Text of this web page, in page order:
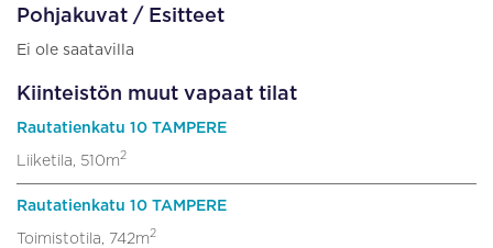
Pohjakuvat / Esitteet
Ei ole saatavilla
Kiinteistön muut vapaat tilat
Rautatienkatu 10 TAMPERE
Liiketila, 510m2
Rautatienkatu 10 TAMPERE
Toimistotila, 742m2